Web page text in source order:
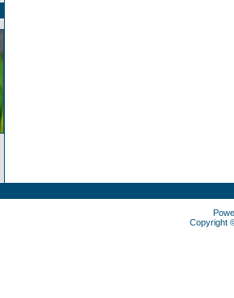
Copyright